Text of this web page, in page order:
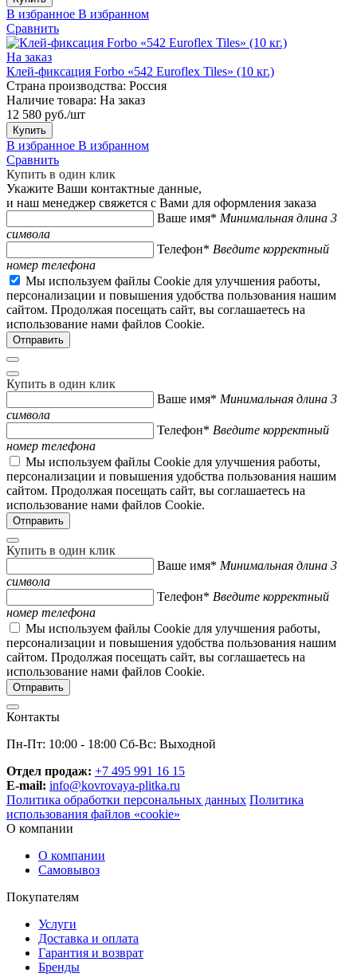
В избранное В избранном
Сравнить
На заказ
Клей-фиксация Forbo «542 Euroflex Tiles» (10 кг.)
Страна производства: Россия
Наличие товара: На заказ
12 580 руб./шт
Купить
В избранное В избранном
Сравнить
Купить в один клик
Укажите Ваши контактные данные,
и наш менеджер свяжется с Вами для оформления заказа
Ваше имя* Минимальная длина 3
символа
Телефон* Введите корректный
номер телефона
Мы используем файлы Cookie для улучшения работы,
персонализации и повышения удобства пользования нашим
сайтом. Продолжая посещать сайт, вы соглашаетесь на
использование нами файлов Cookie.
Купить в один клик
Ваше имя* Минимальная длина 3
символа
Телефон* Введите корректный
номер телефона
Мы используем файлы Cookie для улучшения работы,
персонализации и повышения удобства пользования нашим
сайтом. Продолжая посещать сайт, вы соглашаетесь на
использование нами файлов Cookie.
Купить в один клик
Ваше имя* Минимальная длина 3
символа
Телефон* Введите корректный
номер телефона
Мы используем файлы Cookie для улучшения работы,
персонализации и повышения удобства пользования нашим
сайтом. Продолжая посещать сайт, вы соглашаетесь на
использование нами файлов Cookie.
Контакты
Пн-Пт: 10:00 - 18:00 Сб-Вс: Выходной
Отдел продаж: +7 495 991 16 15
E-mail: info@kovrovaya-plitka.ru
Политика обработки персональных данных Политика
использования файлов «cookie»
О компании
О компании
Самовывоз
Покупателям
Услуги
Доставка и оплата
Гарантия и возврат
Бренды